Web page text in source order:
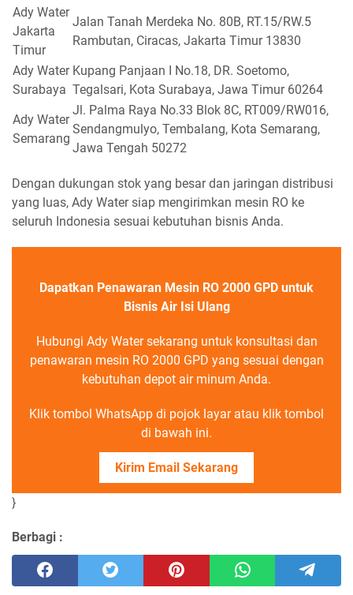
Ady Water
Jakarta
Timur
Jalan Tanah Merdeka No. 80B, RT.15/RW.5
Rambutan, Ciracas, Jakarta Timur 13830
Ady Water
Surabaya
Kupang Panjaan I No.18, DR. Soetomo,
Tegalsari, Kota Surabaya, Jawa Timur 60264
Ady Water
Semarang
Jl. Palma Raya No.33 Blok 8C, RT009/RW016,
Sendangmulyo, Tembalang, Kota Semarang,
Jawa Tengah 50272
Dengan dukungan stok yang besar dan jaringan distribusi
yang luas, Ady Water siap mengirimkan mesin RO ke
seluruh Indonesia sesuai kebutuhan bisnis Anda.
Dapatkan Penawaran Mesin RO 2000 GPD untuk
Bisnis Air Isi Ulang
Hubungi Ady Water sekarang untuk konsultasi dan
penawaran mesin RO 2000 GPD yang sesuai dengan
kebutuhan depot air minum Anda.
Klik tombol WhatsApp di pojok layar atau klik tombol
di bawah ini.
Kirim Email Sekarang
}
Berbagi :